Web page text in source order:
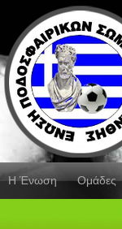
Η Ένωση Ομάδες